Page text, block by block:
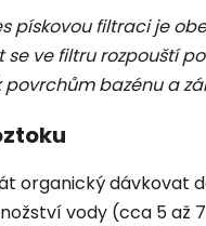
pískovou filtraci je
ve filtru rozpouští
bazénu a
organický
vody (cca 5 až